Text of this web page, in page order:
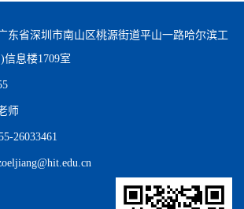
东省深圳市南山区桃源街道平山一路哈尔滨工
信息楼1709室
师
26033461